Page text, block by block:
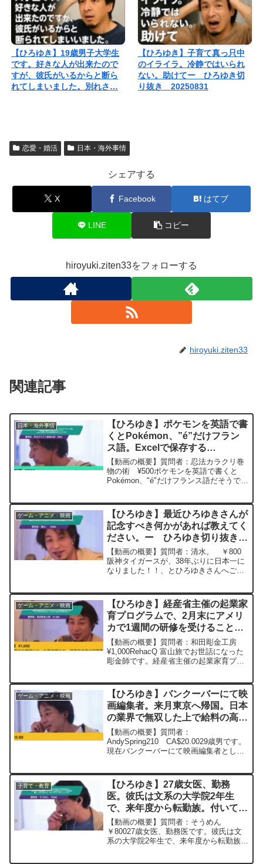
【ひろゆき】19歳男子大学生
です。好きな人が出来たので
すが、彼氏がいるからと断ら
れてしまいました。別れさ…
【ひろゆき】子育て真っ只中
のイライラ。冷静ではいられ
ない。助けてー ひろゆき切
り抜き 20250831
恋愛・婚活 日本・海外事情
シェアする
X Facebook はてブ
LINE コピー
hiroyuki.ziten33をフォローする
hiroyuki.ziten33
関連記事
日本・海外事情
【ひろゆき】ポケモンを英語で書
くとPokémon、”é”だけフラン
ス語。Excelで保存する
と”é”が”?”に。csvに保存するの
は無理なのでしょうか。ー ひろ
ゆき切り抜き 20240310
【動画の概要】質問者：忍法カラクリ巻
物の術 ¥500ポケモンを英語で書くと
Pokémon、"é"だけフランス語だそうで
ランス語を同じcsv(コンマ区切り)に...
ゲーム・アニメ・映画
【ひろゆき】最近ひろゆきさんが
記念すべき何かがあれば教えてく
ださい。ー ひろゆき切り抜き
20231105
【動画の概要】質問者：清水。 ￥800
阪神タイガースが、38年ぶりに日本一に
なりました！！、とひろゆきさんへご報
が、最近ひろゆきさんが記念すべき何か
があれば教えてくださ...
ゲーム・アニメ・映画
【ひろゆき】経産省主催の起業家
育プログラムで、2月末にアメリ
カで1週間の研修を受けることに
なりました。海外販路の作り方が
さっぱりわかりません。アドバイ
ス頂けたらありがたいー
【動画の概要】質問者：和田彫金工房
¥1,000RehacQ 富山旅でお世話になった
彫金師です。経産省主催の起業家育プロ
サリーをつくってブランドを立ち上げて
海外販売し...
ゲーム・アニメ・映画
【ひろゆき】バンクーバーにて映
画編集者。来月東京へ帰国。日本
の業界で無双した上で給料の高い
再びカナダかアメリカへ戻るか、
日本で無双し続けるか、どちらの
方がキャリア的に良い？ー
【動画の概要】質問者：
AndySpring210 CA$20.0029歳男です。
現在バンクーバーにて映画編集者として
ことにしました。語学レベルは英検一級
相当で映画祭での...
子育て・教育
【ひろゆき】27歳女医、勤務
医。彼氏は文系の大学院2年生
で、来年度から転勤族。付いてい
けば私のキャリア形成は難しくな
りますが、付いて行くべきでしょ
うか。ー ひろゆき切り抜き
【動画の概要】質問者：そうめん
￥80027歳女医、勤務医です。彼氏は文
系の大学院2年生で、来年度から転勤族で